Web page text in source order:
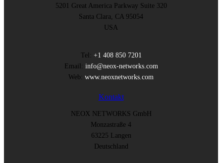
5201 Great America Parkway Suite 320
Santa Clara, CA 95054
USA
Tel: +1 408 850 7201
Email: info@neox-networks.com
Web: www.neoxnetworks.com
Kontakt
NEOX NETWORKS GmbH
Monzastraße 4
63225 Langen
Deutschland